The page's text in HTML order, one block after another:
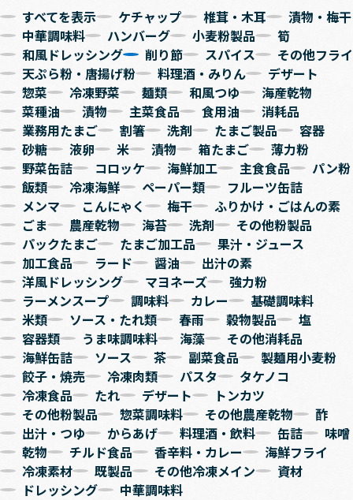
すべてを表示 ケチャップ 椎茸・木耳
漬物・梅干
中華調味料
ハンバーグ 小麦粉製品
筍
和風ドレッシング
削り節 スパイス
その他フライ
天ぷら粉・唐揚げ粉
料理酒・みりん
デザート
惣菜
冷凍野菜 麺類 和風つゆ
海産乾物
菜種油
漬物 主菜食品 食用油
消耗品
業務用たまご
割箸 洗剤 たまご製品
容器
砂糖
液卵 米 漬物 箱たまご
薄力粉
野菜缶詰
コロッケ 海鮮加工 主食食品
パン粉
飯類
冷凍海鮮 ペーパー類
フルーツ缶詰
メンマ
こんにゃく 梅干
ふりかけ・ごはんの素
ごま
農産乾物 海苔 洗剤
その他粉製品
パックたまご
たまご加工品
果汁・ジュース
加工食品
ラード 醤油
出汁の素
洋風ドレッシング
マヨネーズ
強力粉
ラーメンスープ
調味料 カレー
基礎調味料
米類
ソース・たれ類 春雨 穀物製品
塩
容器類
うま味調味料 海藻
その他消耗品
海鮮缶詰
ソース 茶 副菜食品
製麺用小麦粉
餃子・焼売
冷凍肉類 パスタ
タケノコ
冷凍食品
たれ デザート
トンカツ
その他粉製品
惣菜調味料 その他農産乾物
酢
出汁・つゆ
からあげ 料理酒・飲料 缶詰
味噌
乾物
チルド食品 香辛料・カレー
海鮮フライ
冷凍素材
既製品 その他冷凍メイン
資材
ドレッシング
中華調味料